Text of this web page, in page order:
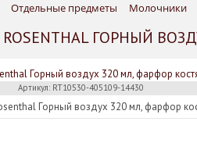
Отдельные предметы Молочники
ГОРНЫЙ
Артикул: RT10530-405109-14430